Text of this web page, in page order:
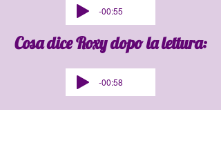
-00:55
Cosa dice Roxy dopo la lettura:
-00:58